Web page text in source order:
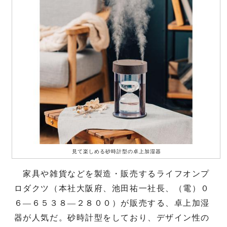
見て楽しめる砂時計型の卓上加湿器
家具や雑貨などを製造・販売するライフオンプ
ロダクツ（本社大阪府、池田祐一社長、（電）０
６―６５３８―２８００）が販売する、卓上加湿
器が人気だ。砂時計型をしており、デザイン性の